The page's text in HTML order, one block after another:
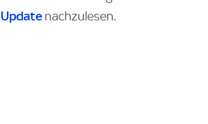
Update nachzulesen.